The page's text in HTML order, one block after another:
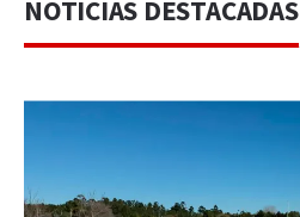
NOTICIAS DESTACADAS